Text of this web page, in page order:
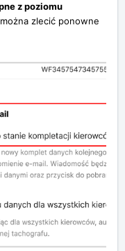
z poziomu
zlecić ponowne